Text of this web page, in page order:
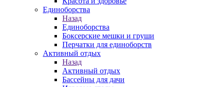
Единоборства
Назад
Единоборства
Боксерские мешки и груши
Перчатки для единоборств
Активный отдых
Назад
Активный отдых
Бассейны для дачи